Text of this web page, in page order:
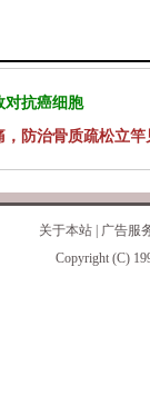
对抗癌细胞
防治骨质疏松立竿
关于本站
广告服
Copyright (C)